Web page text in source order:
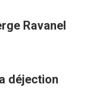
Allée Serge Ravanel
déjection